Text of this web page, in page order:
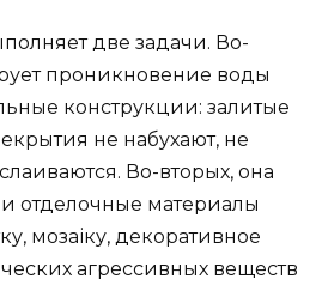
две задачи. Во-
проникновение воды
конструкции: залитые
не набухают, не
Во-вторых, она
отделочные материалы
мозаіку, декоративное
агрессивных веществ